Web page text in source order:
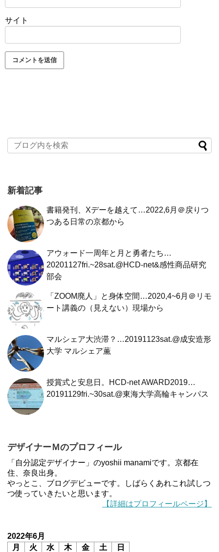
サイト
新着記事
書籍発刊、Xデーを越えて…2022,6月＠戻りつ
つある日常の京都から
アウォード一周年と月と勇者たち…
20201127fri.~28sat.@HCD-net&感性商品研究
部会
「ZOOM廃人」と身体空間…2020,4~6月＠リモ
ート講義の（見えない）現場から
マルシェア大渋滞？…20191123sat.@成安造形
大学 マルシェア薫
授賞式と安息日。HCD-net AWARD2019…
20191129fri.~30sat.@東海大学高輪キャンパス
デザイナーＭのプロフィール
「自分認定デザイナー」のyoshii manamiです。京都在
住、奈良出身。
やっとこ、ブログデビューです。しばらくあれこれ試しつ
つ使っていきたいと思います。
【詳細はプロフィールページ】
2022年6月
月
火 水 木 金 土 日